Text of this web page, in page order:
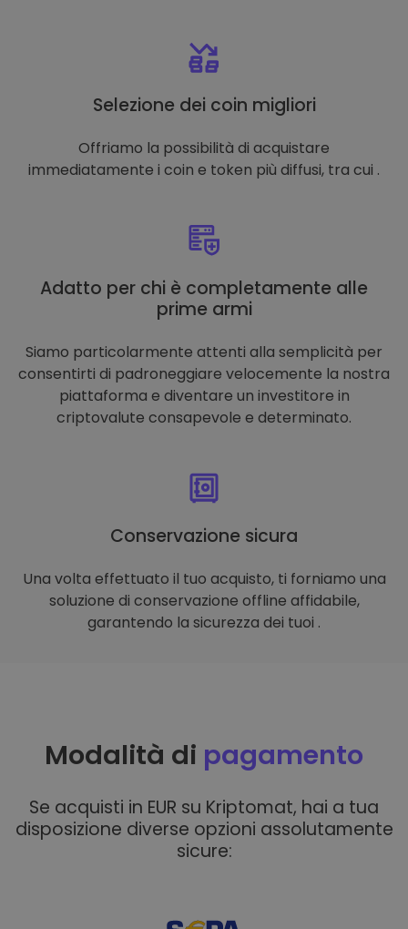
Selezione dei coin migliori
Offriamo la possibilità di acquistare
immediatamente i coin e token più diffusi, tra cui .
Adatto per chi è completamente alle
prime armi
Siamo particolarmente attenti alla semplicità per
consentirti di padroneggiare velocemente la nostra
piattaforma e diventare un investitore in
criptovalute consapevole e determinato.
Conservazione sicura
Una volta effettuato il tuo acquisto, ti forniamo una
soluzione di conservazione offline affidabile,
garantendo la sicurezza dei tuoi .
Modalità di pagamento
Se acquisti in EUR su Kriptomat, hai a tua
disposizione diverse opzioni assolutamente
sicure: